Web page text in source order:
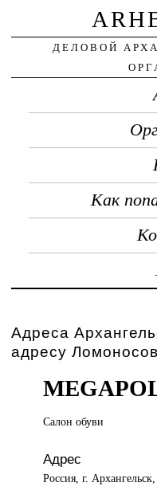
ДЕЛОВОЙ
Как
Адреса
адресу
Салон обуви
Адрес
Россия, г.